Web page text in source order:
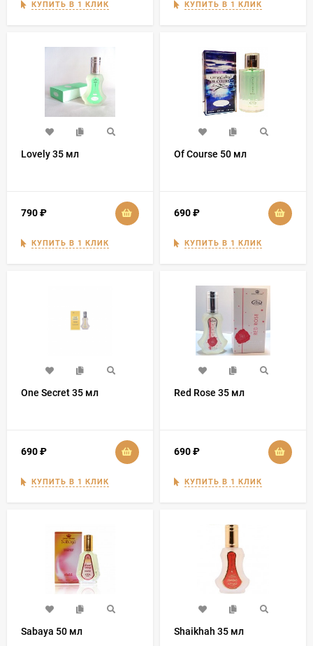
КУПИТЬ В 1 КЛИК КУПИТЬ В 1 КЛИК
Lovely 35 мл
790₽
КУПИТЬ В 1 КЛИК
Of Course 50 мл
690₽
КУПИТЬ В 1 КЛИК
One Secret 35 мл
690₽
КУПИТЬ В 1 КЛИК
Red Rose 35 мл
690₽
КУПИТЬ В 1 КЛИК
Sabaya 50 мл Shaikhah 35 мл